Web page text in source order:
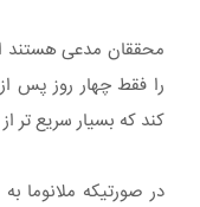
محققان مدعی هستند
را فقط چهار روز پس
کند که بسیار سریع
در صورتیکه ملانوما